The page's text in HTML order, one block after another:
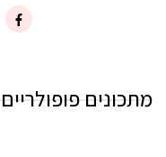
מתכונים פופולריים